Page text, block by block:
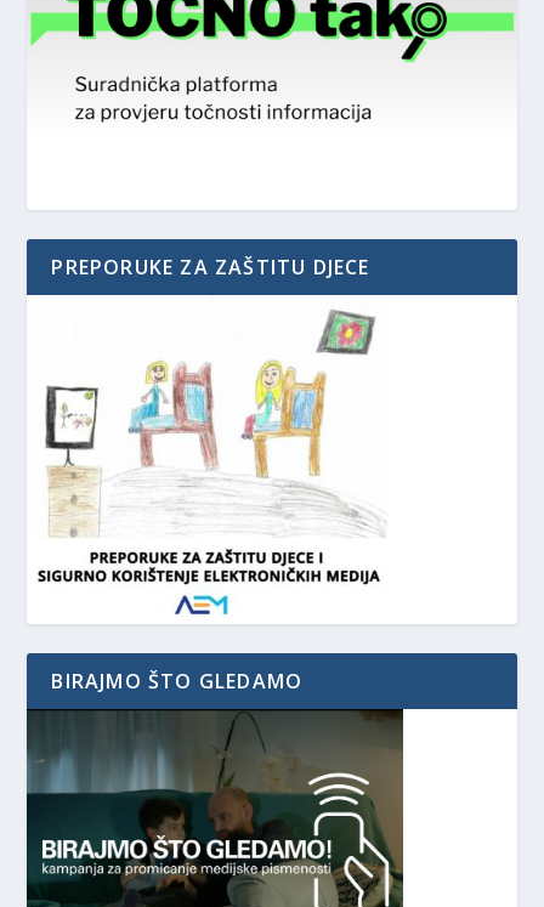
PREPORUKE ZA ZAŠTITU DJECE
BIRAJMO ŠTO GLEDAMO